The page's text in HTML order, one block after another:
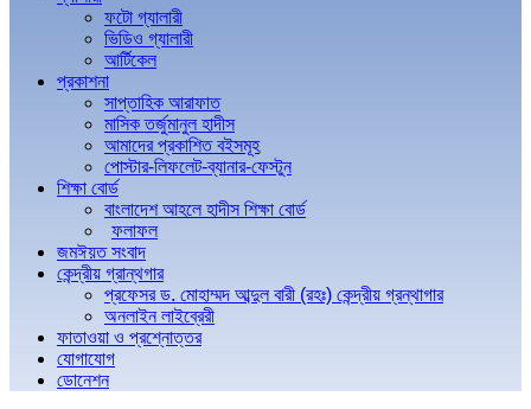
ফটো গ্যালারী
ভিডিও গ্যালারী
আর্টিকেল
প্রকাশনা
সাপ্তাহিক আরাফাত
মাসিক তর্জুমানুল হাদীস
আমাদের প্রকাশিত বইসমূহ
পোস্টার-লিফলেট-ব্যানার-ফেস্টুন
শিক্ষা বোর্ড
বাংলাদেশ আহলে হাদীস শিক্ষা বোর্ড
ফলাফল
জমঈয়ত সংবাদ
কেন্দ্রীয় গ্রান্থগার
প্রফেসর ড. মোহাম্মদ আব্দুল বারী (রহঃ) কেন্দ্রীয় গ্রন্থাগার
অনলাইন লাইব্রেরী
ফাতাওয়া ও প্রশ্নোত্তর
যোগাযোগ
ডোনেশন